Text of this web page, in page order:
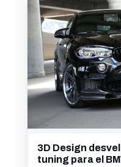
3D Design
tuning para el